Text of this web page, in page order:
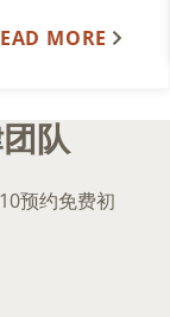
MORE
队
预约免费初